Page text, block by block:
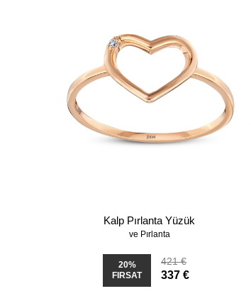
Kalp Pırlanta Yüzük
ve Pırlanta
20%
FIRSAT
421 €
337 €